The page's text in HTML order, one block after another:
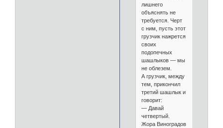
лишнего
объяснять не
требуется. Черт
с ним, пусть этот
грузчик нажрется
своих
подопечных
шашлыков — мы
не облезем.
А грузчик, между
тем, прикончил
третий шашлык и
говорит:
— Давай
четвертый.
Жора Виноградов